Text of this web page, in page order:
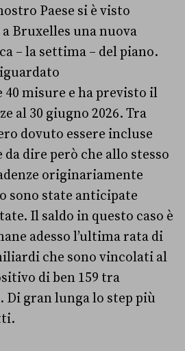
Paese si è visto
Bruxelles una nuova
– la settima – del piano.
misure e ha previsto il
al 30 giugno 2026. Tra
dovuto essere incluse
da dire però che allo stesso
originariamente
sono state anticipate
Il saldo in questo caso è
adesso l’ultima rata di
che sono vincolati al
di ben 159 tra
gran lunga lo step più